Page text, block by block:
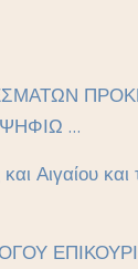
...
Αιγαίου